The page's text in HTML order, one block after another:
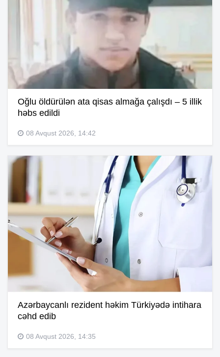
Oğlu öldürülən ata qisas almağa çalışdı – 5 illik
həbs edildi
08 Avqust 2026, 14:42
Azərbaycanlı rezident həkim Türkiyədə intihara
cəhd edib
08 Avqust 2026, 14:35